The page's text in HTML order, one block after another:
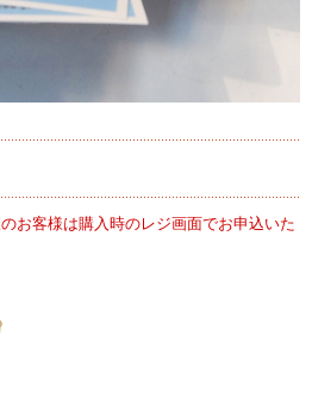
お客様は購入時のレジ画面でお申込いた